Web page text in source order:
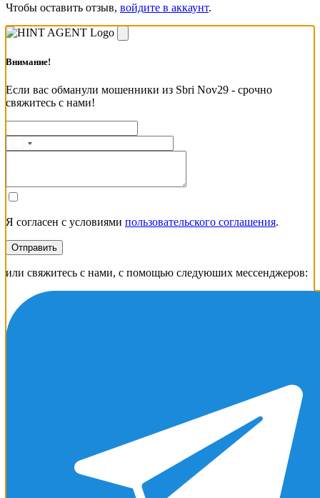
Чтобы оставить отзыв, войдите в аккаунт.
Внимание!
Если вас обманули мошенники из Sbri Nov29 - срочно
свяжитесь с нами!
Я согласен с условиями пользовательского соглашения.
Отправить
или свяжитесь с нами, с помощью следуюших мессенджеров: